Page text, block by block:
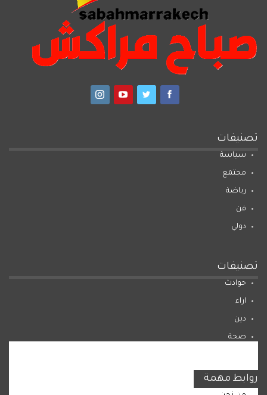
تصنيفات
سياسة
مجتمع
رياضة
فن
دولي
تصنيفات
حوادث
اراء
دين
صحة
روابط مهمة